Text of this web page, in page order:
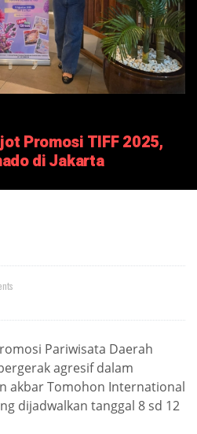
Promosi TIFF 2025,
di Jakarta
Pariwisata Daerah
agresif dalam
akbar Tomohon International
dijadwalkan tanggal 8 sd 12